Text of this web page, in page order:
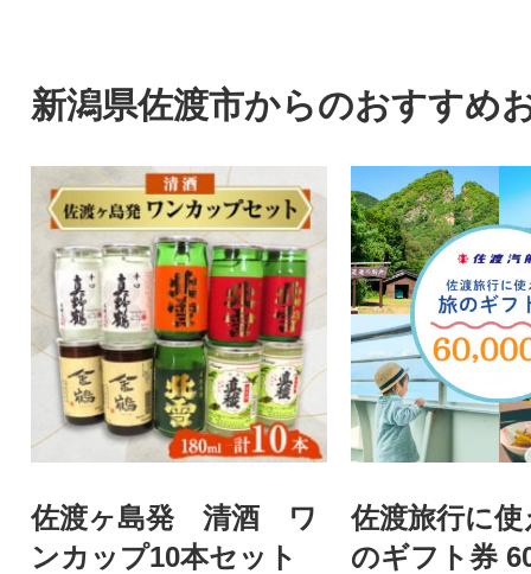
新潟県佐渡市からのおすすめ
佐渡ヶ島発 清酒 ワ
ンカップ10本セット
佐渡旅行に
のギフト券